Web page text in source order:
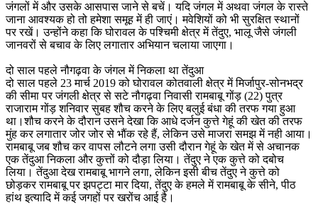
जंगलों में और उसके आसपास जाने से बचें। यदि जंगल में अथवा जंगल के रास्ते
जाना आवश्यक हो तो हमेशा समूह में ही जाएं। मवेशियों को भी सुरक्षित स्थानों
पर रखें। उन्होंने कहा कि घोरावल के पश्चिमी क्षेत्र में तेंदुए, भालू जैसे जंगली
जानवरों से बचाव के लिए लगातार अभियान चलाया जाएगा।
दो साल पहले नौगढ़वा के जंगल में निकला था तेंदुआ
दो साल पहले 23 मार्च 2019 को घोरावल कोतवाली क्षेत्र में मिर्जापुर-सोनभद्र
की सीमा पर जंगली क्षेत्र से सटे नौगढ़वा निवासी रामबाबू गोंड़ (22) पुत्र
राजाराम गोंड़ शनिवार सुबह शौच करने के लिए बलुई बंधा की तरफ गया हुआ
था।शौच करने के दौरान उसने देखा कि आधे दर्जन कुत्ते गेहूं की खेत की तरफ
मुंह कर लगातार जोर जोर से भौंक रहे हैं, लेकिन उसे माजरा समझ में नही आया।
रामबाबू जब शौच कर वापस लौटने लगा उसी दौरान गेहूं के खेत में से अचानक
एक तेंदुआ निकला और कुत्तों को दौड़ा लिया। तेंदुए ने एक कुत्ते को दबोच
लिया। तेंदुआ देख रामबाबू भागने लगा, लेकिन इसी बीच तेंदुए ने कुत्ते को
छोड़कर रामबाबू पर झपट्टा मार दिया, तेंदुए के हमले में रामबाबू के सीने, पीठ
हांथ इत्यादि में कई जगहों पर खरोंच आई है।